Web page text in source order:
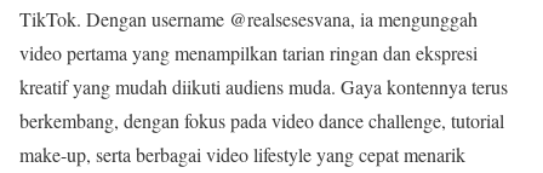
TikTok. Dengan username @realsesesvana, ia mengunggah
video pertama yang menampilkan tarian ringan dan ekspresi
kreatif yang mudah diikuti audiens muda. Gaya kontennya terus
berkembang, dengan fokus pada video dance challenge, tutorial
make-up, serta berbagai video lifestyle yang cepat menarik